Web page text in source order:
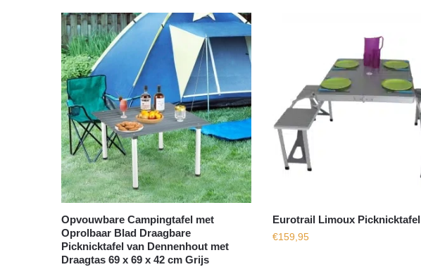
Opvouwbare Campingtafel met
Oprolbaar Blad Draagbare
Picknicktafel van Dennenhout met
Draagtas 69 x 69 x 42 cm Grijs
Eurotrail Limoux Picknicktafel
€159,95